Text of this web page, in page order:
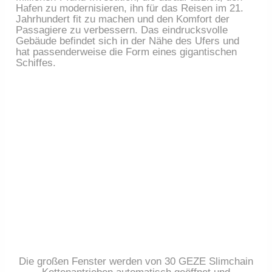
Hafen zu modernisieren, ihn für das Reisen im 21.
Jahrhundert fit zu machen und den Komfort der
Passagiere zu verbessern. Das eindrucksvolle
Gebäude befindet sich in der Nähe des Ufers und
hat passenderweise die Form eines gigantischen
Schiffes.
Die großen Fenster werden von 30 GEZE Slimchain